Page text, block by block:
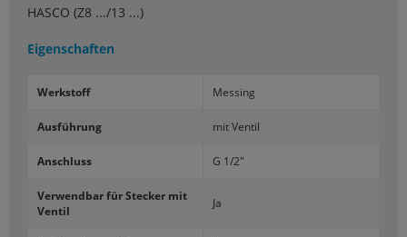
HASCO (Z8 .../13 ...)
Eigenschaften
Werk­stoff Mes­sing
Aus­füh­rung mit Ven­til
An­schluss G 1/2"
Ver­wend­bar für Ste­cker mit
Ven­til
Ja